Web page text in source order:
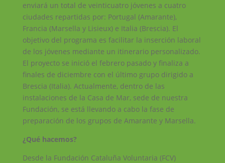
enviará un total de veinticuatro jóvenes a cuatro
ciudades repartidas por: Portugal (Amarante),
Francia (Marsella y Lisieux) e Italia (Brescia). El
objetivo del programa es facilitar la inserción laboral
de los jóvenes mediante un itinerario personalizado.
El proyecto se inició el febrero pasado y finaliza a
finales de diciembre con el último grupo dirigido a
Brescia (Italia). Actualmente, dentro de las
instalaciones de la Casa de Mar, sede de nuestra
Fundación, se está llevando a cabo la fase de
preparación de los grupos de Amarante y Marsella.
¿Qué hacemos?
Desde la Fundación Cataluña Voluntaria (FCV)